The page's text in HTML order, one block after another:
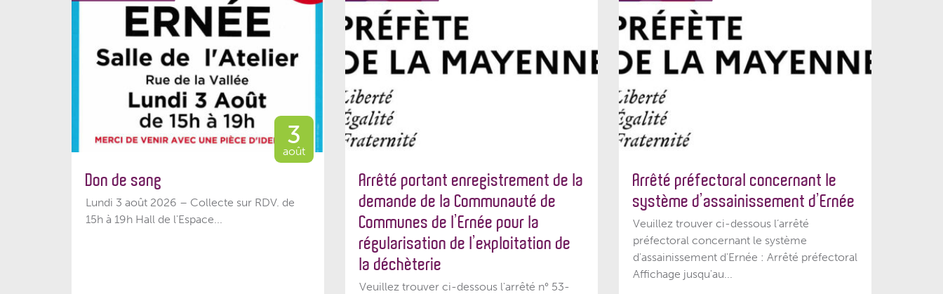
3
août
Don de sang
Lundi 3 août 2026 – Collecte sur RDV. de
15h à 19h Hall de l'Espace...
Arrêté portant enregistrement de la
demande de la Communauté de
Communes de l’Ernée pour la
régularisation de l’exploitation de
la déchèterie
Veuillez trouver ci-dessous l'arrêté n° 53-
Arrêté préfectoral concernant le
système d’assainissement d’Ernée
Veuillez trouver ci-dessous l’arrêté
préfectoral concernant le système
d'assainissement d'Ernée : Arrêté préfectoral
Affichage jusqu'au...